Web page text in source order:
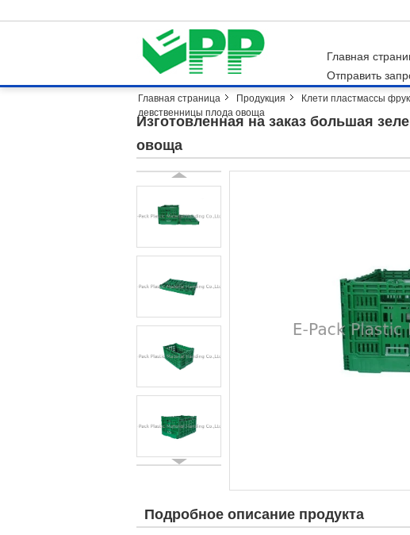
Главная
Отправить
Главная страница Продукция Клети пластмассы
девственницы плода овоща
Изготовленная на заказ большая
овоща
Подробное описание продукта